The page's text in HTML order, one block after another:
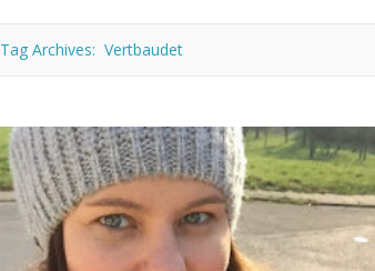
Tag Archives: Vertbaudet